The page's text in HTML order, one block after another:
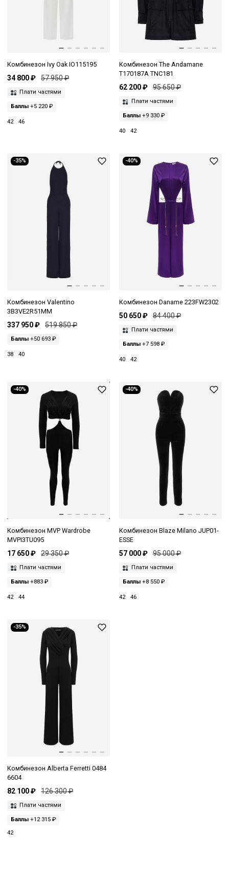
Комбинезон Ivy Oak IO115195
34 800 ₽ 57 950 ₽
Плати частями
Баллы +5 220 ₽
42 46
Комбинезон The Andamane
T170187A TNC181
62 200 ₽ 95 650 ₽
Плати частями
Баллы+9 330 ₽
40 42
-35%
Комбинезон Valentino
3B3VE2R51MM
337 950 ₽ 519 850 ₽
Баллы +50 693 ₽
38 40
-40%
Комбинезон Daname 223FW2302
50 650 ₽ 84 400 ₽
Плати частями
Баллы+7 598 ₽
40 42
-40%
Комбинезон MVP Wardrobe
MVPI3TU095
17 650 ₽ 29 350 ₽
Плати частями
Баллы +883 ₽
42 44
-40%
Комбинезон Blaze Milano JUP01-
ESSE
57 000 ₽ 95 000 ₽
Плати частями
Баллы+8 550 ₽
42 46
-35%
Комбинезон Alberta Ferretti 0484
6604
82 100 ₽ 126 300 ₽
Плати частями
Баллы +12 315 ₽
42